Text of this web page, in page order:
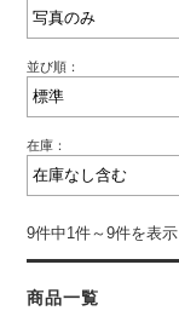
並び順：
在庫：
9件中1件～9件を表示
商品一覧